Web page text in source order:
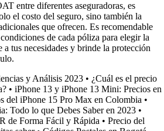
entre diferentes aseguradoras, es
el costo del seguro, sino también la
que ofrecen. Es recomendable
de cada póliza para elegir la
a tus necesidades y brinde la protección
y Análisis 2023 • ¿Cuál es el precio
• iPhone 13 y iPhone 13 Mini: Precios en
del iPhone 15 Pro Max en Colombia •
Todo lo que Debes Saber en 2023 •
de Forma Fácil y Rápida • Precio del